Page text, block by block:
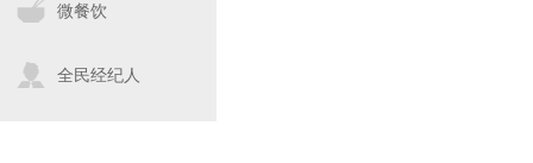
微餐饮
全民经纪人